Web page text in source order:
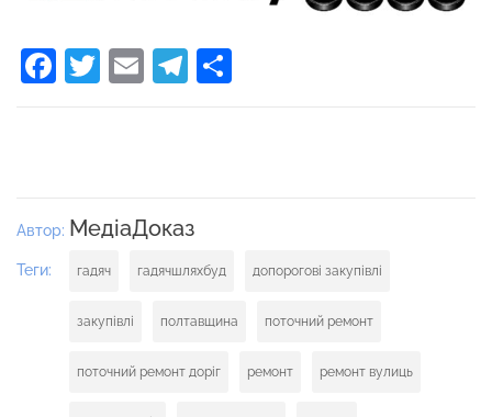
Facebook
Twitter
EmailTelegram
Автор: МедіаДоказ
Теги: гадяч гадячшляхбуд допорогові закупівлі
закупівлі полтавщина поточний ремонт
поточний ремонт доріг ремонт ремонт вулиць